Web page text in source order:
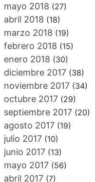
mayo 2018 (27)
abril 2018 (18)
marzo 2018 (19)
febrero 2018 (15)
enero 2018 (30)
diciembre 2017(38)
noviembre 2017(34)
octubre 2017(29)
septiembre 2017(20)
agosto 2017(19)
julio 2017(10)
junio 2017(13)
mayo 2017(56)
abril 2017(7)